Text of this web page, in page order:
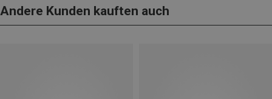
Andere Kunden kauften auch